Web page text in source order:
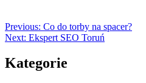
Previous: Co do torby na spacer?
Next: Ekspert SEO Toruń
Kategorie